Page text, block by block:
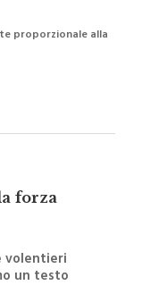
proporzionale alla
forza
un testo
scrittrice